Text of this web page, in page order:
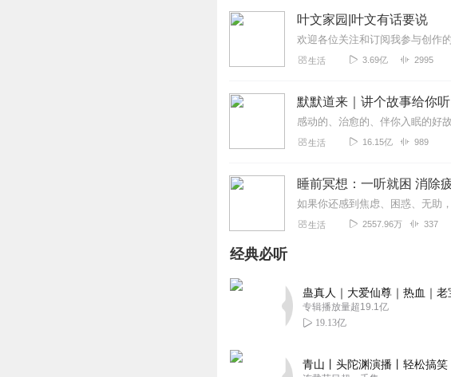
叶文家园|叶文有话要说
生活 3.69亿 2995
默默道来｜讲个故事给你听
生活 16.15亿 989
睡前冥想：一听就困 消除
生活 2557.96万 337
经典必听
蛊真人｜大爱仙尊｜热血｜
专辑播放量超19.1亿
19.13亿
青山丨头陀渊演播丨轻松搞